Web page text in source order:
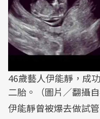
46歲藝人伊能靜，成
二胎。（圖片／翻攝自
伊能靜曾被爆去做試